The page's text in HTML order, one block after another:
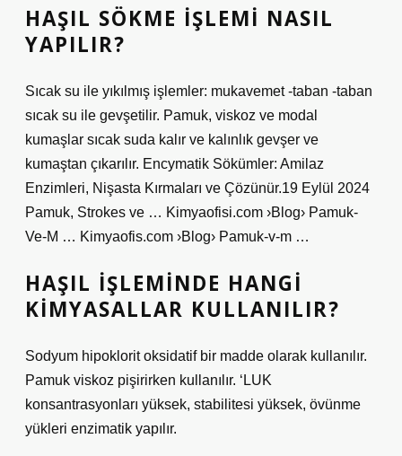
HAŞIL SÖKME IŞLEMI NASIL
YAPILIR?
Sıcak su ile yıkılmış işlemler: mukavemet -taban -taban
sıcak su ile gevşetilir. Pamuk, viskoz ve modal
kumaşlar sıcak suda kalır ve kalınlık gevşer ve
kumaştan çıkarılır. Encymatik Sökümler: Amilaz
Enzimleri, Nişasta Kırmaları ve Çözünür.19 Eylül 2024
Pamuk, Strokes ve … Kimyaofisi.com ›Blog› Pamuk-
Ve-M … Kimyaofis.com ›Blog› Pamuk-v-m …
HAŞIL IŞLEMINDE HANGI
KIMYASALLAR KULLANILIR?
Sodyum hipoklorit oksidatif bir madde olarak kullanılır.
Pamuk viskoz pişirirken kullanılır. ‘LUK
konsantrasyonları yüksek, stabilitesi yüksek, övünme
yükleri enzimatik yapılır.